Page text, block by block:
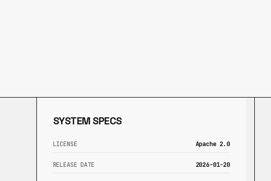
SYSTEM SPECS
LICENSE Apache 2.0
RELEASE DATE 2026-01-20